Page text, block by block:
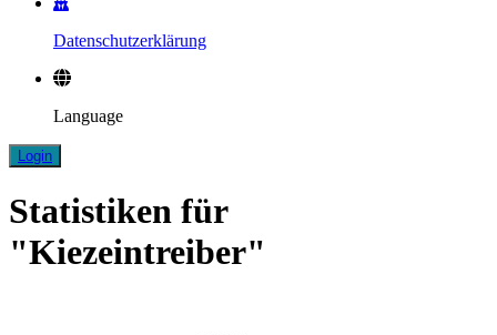
Datenschutzerklärung
Language
Login
Statistiken für
"Kiezeintreiber"